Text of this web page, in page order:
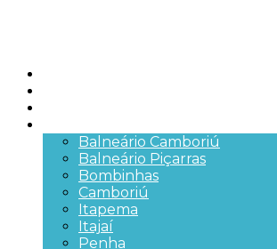
Balneário Camboriú
Balneário Piçarras
Bombinhas
Camboriú
Itapema
Itajaí
Penha